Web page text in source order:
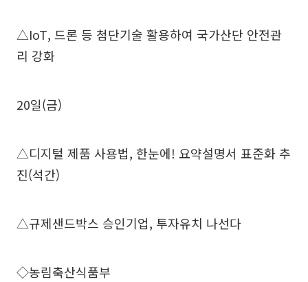
△IoT, 드론 등 첨단기술 활용하여 국가산단 안전관
리 강화
20일(금)
△디지털 제품 사용법, 한눈에! 요약설명서 표준화 추
진(석간)
△규제샌드박스 승인기업, 투자유치 나선다
◇농림축산식품부